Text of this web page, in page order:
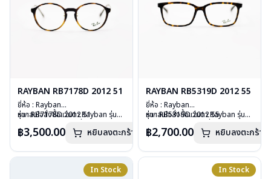
RAYBAN RB7178D 2012 51
ยี่ห้อ : Rayban
รุ่น : RB7178D 2012 51
เลนส์ : Demo lens
น้ำหนัก : 19 กรัม
อุปกรณ์ : กล่องแว่น, ผ้าเช็ดแว่น, คู่มือ
การรับประกัน : 2 ปี (ประกันศูนย์
หากสนใจสั่งชื้อแว่นตา Rayban รุ่นอื่น
ติดต่อเราคลิก
฿3,500.00 หยิบลงตะกร้า
RAYBAN RB5319D 2012 55
ยี่ห้อ : Rayban
รุ่น : RB5319D 2012 55
เลนส์ : Demo lens
น้ำหนัก : 24 กรัม
อุปกรณ์ : กล่องแว่น, ผ้าเช็ดแว่น, คู่มือ
การรับประกัน : 2 ปี (ประกันศูนย์
หากสนใจสั่งชื้อแว่นตา Rayban รุ่นอื่น
ติดต่อเราคลิก
฿2,700.00 หยิบลงตะกร้า
In Stock In Stock